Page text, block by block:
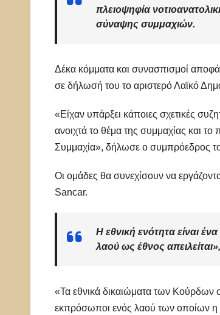
πλειοψηφία
σύναψης συμμαχιών.
Δέκα κόμματα και συνασπισμοί
σε δήλωσή του το αριστερό Λαϊκό
«Είχαν υπάρξει κάποιες σχετικές
ανοιχτά το θέμα της συμμαχίας και
Συμμαχία», δήλωσε ο συμπρόεδρος
Οι ομάδες θα συνεχίσουν να
Sancar.
Η εθνική ενότητα είναι
λαού ως έθνος
«Τα εθνικά δικαιώματα των Κούρδων
εκπρόσωποι ενός λαού των οποίων η